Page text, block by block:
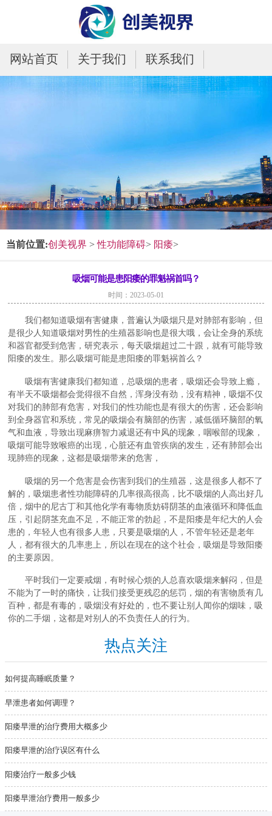
网站首页 关于我们 联系我们
当前位置:创美视界 >性功能障碍> 阳痿>
吸烟可能是患阳痿的罪魁祸首吗？
时间：2023-05-01
我们都知道吸烟有害健康，普遍认为吸烟只是对肺部有影响，但
是很少人知道吸烟对男性的生殖器影响也是很大哦，会让全身的系统
和器官都受到危害，研究表示，每天吸烟超过二十跟，就有可能导致
阳痿的发生。那么吸烟可能是患阳痿的罪魁祸首么？
吸烟有害健康我们都知道，总吸烟的患者，吸烟还会导致上瘾，
有半天不吸烟都会觉得很不自然，浑身没有劲，没有精神，吸烟不仅
对我们的肺部有危害，对我们的性功能也是有很大的伤害，还会影响
到全身器官和系统，常见的吸烟会有脑部的伤害，减低循环脑部的氧
气和血液，导致出现麻痹智力减退还有中风的现象，咽喉部的现象，
吸烟可能导致喉癌的出现，心脏还有血管疾病的发生，还有肺部会出
现肺癌的现象，这都是吸烟带来的危害，
吸烟的另一个危害是会伤害到我们的生殖器，这是很多人都不了
解的，吸烟患者性功能障碍的几率很高很高，比不吸烟的人高出好几
倍，烟中的尼古丁和其他化学有毒物质妨碍阴茎的血液循环和降低血
压，引起阴茎充血不足，不能正常的勃起，不是阳痿是年纪大的人会
患的，年轻人也有很多人患，只要是吸烟的人，不管年轻还是老年
人，都有很大的几率患上，所以在现在的这个社会，吸烟是导致阳痿
的主要原因。
平时我们一定要戒烟，有时候心烦的人总喜欢吸烟来解闷，但是
不能为了一时的痛快，让我们接受更残忍的惩罚，烟的有害物质有几
百种，都是有毒的，吸烟没有好处的，也不要让别人闻你的烟味，吸
你的二手烟，这都是对别人的不负责任人的行为。
热点关注
如何提高睡眠质量？
早泄患者如何调理？
阳痿早泄的治疗费用大概多少
阳痿早泄的治疗误区有什么
阳痿治疗一般多少钱
阳痿早泄治疗费用一般多少